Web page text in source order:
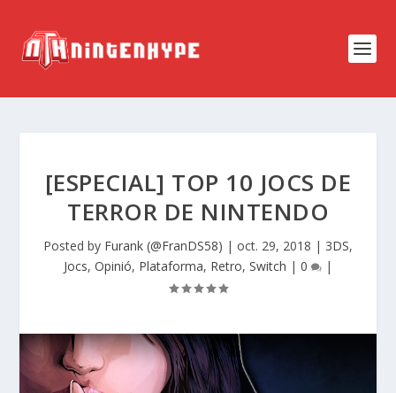
[ESPECIAL] TOP 10 JOCS DE
TERROR DE NINTENDO
Posted by Furank (@FranDS58) | oct. 29, 2018 | 3DS,
Jocs, Opinió, Plataforma, Retro, Switch | 0 |